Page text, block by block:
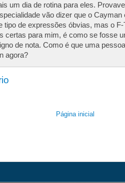
um dia de rotina para eles.
vão dizer que o Cayman
tipo de expressões óbvias, mas o F-
certas para mim, é como se fosse
de nota. Como é que uma
agora?
Página inicial